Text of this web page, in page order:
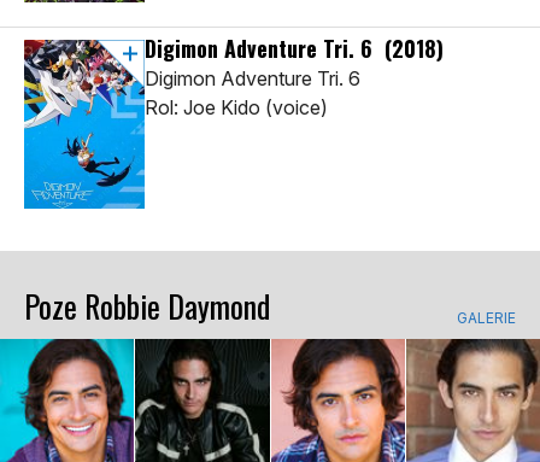
Digimon Adventure Tri. 6 (2018)
Digimon Adventure Tri. 6
Rol: Joe Kido (voice)
Poze Robbie Daymond GALERIE